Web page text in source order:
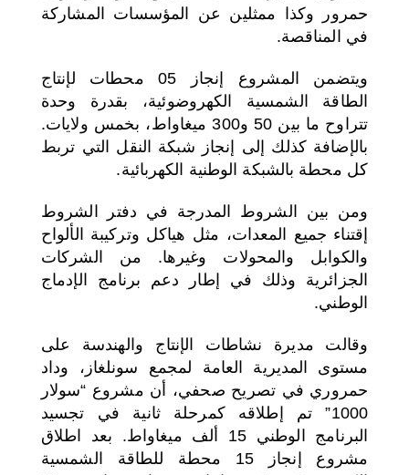
حمرور وكذا ممثلين عن المؤسسات المشاركة
في المناقصة.
ويتضمن المشروع إنجاز 05 محطات لإنتاج
الطاقة الشمسية الكهروضوئية، بقدرة وحدة
تتراوح ما بين 50 و300 ميغاواط، بخمس ولايات.
بالإضافة كذلك إلى إنجاز شبكة النقل التي تربط
كل محطة بالشبكة الوطنية الكهربائية.
ومن بين الشروط المدرجة في دفتر الشروط
إقتناء جميع المعدات، مثل هياكل وتركيبة الألواح
والكوابل والمحولات وغيرها. من الشركات
الجزائرية وذلك في إطار دعم برنامج الإدماج
الوطني.
وقالت مديرة نشاطات الإنتاج والهندسة على
مستوى المديرية العامة لمجمع سونلغاز، وداد
حمروري في تصريح صحفي، أن مشروع “سولار
1000” تم إطلاقه كمرحلة ثانية في تجسيد
البرنامج الوطني 15 ألف ميغاواط. بعد اطلاق
مشروع إنجاز 15 محطة للطاقة الشمسية